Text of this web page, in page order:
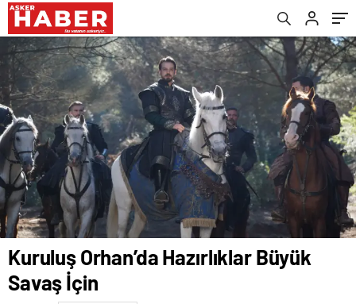
Kuruluş Orhan’da Hazırlıklar Büyük
Savaş İçin